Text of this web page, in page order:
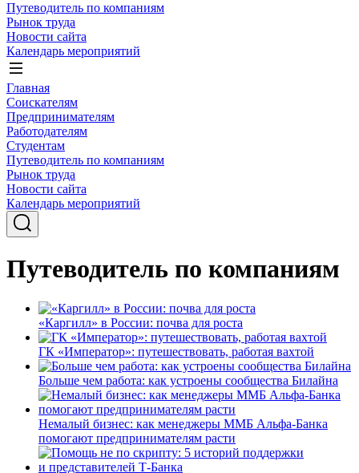
Путеводитель по компаниям
Рынок труда
Новости сайта
Календарь мероприятий
Главная
Соискателям
Предпринимателям
Работодателям
Студентам
Путеводитель по компаниям
Рынок труда
Новости сайта
Календарь мероприятий
Путеводитель по компаниям
«Каргилл» в России: почва для роста
ГК «Император»: путешествовать, работая вахтой
Больше чем работа: как устроены сообщества Билайна
Немалый бизнес: как менеджеры ММБ Альфа-Банка
помогают предпринимателям расти